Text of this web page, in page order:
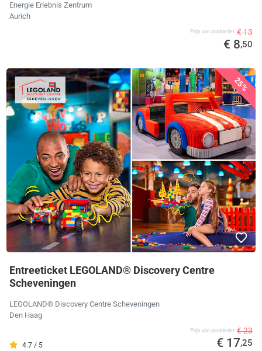
Energie Erlebnis Zentrum
Aurich
Prijs van aanbieder € 13
€ 8,50
25%
Entreeticket LEGOLAND® Discovery Centre
Scheveningen
LEGOLAND® Discovery Centre Scheveningen
Den Haag
4.7 / 5
Prijs van aanbieder € 23
€ 17,25